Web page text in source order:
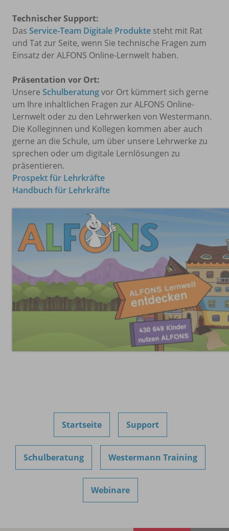
Technischer Support:
Das Service-Team Digitale Produkte steht mit Rat
und Tat zur Seite, wenn Sie technische Fragen zum
Einsatz der ALFONS Online-Lernwelt haben.
Präsentation vor Ort:
Unsere Schulberatungvor Ort kümmert sich gerne
um Ihre inhaltlichen Fragen zur ALFONS Online-
Lernwelt oder zu den Lehrwerken von Westermann.
Die Kolleginnen und Kollegen kommen aber auch
gerne an die Schule, um über unsere Lehrwerke zu
sprechen oder um digitale Lernlösungen zu
präsentieren.
Prospekt für Lehrkräfte
Handbuch für Lehrkräfte
Startseite Support
Schulberatung Westermann Training
Webinare